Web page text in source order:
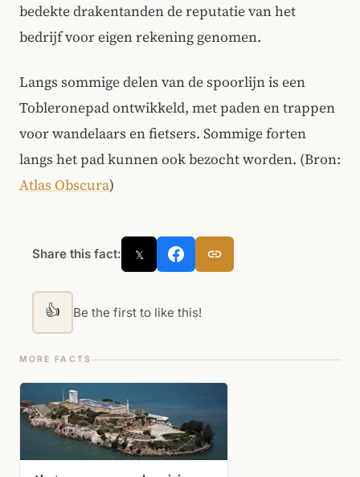
bedekte drakentanden de reputatie van het
bedrijf voor eigen rekening genomen.
Langs sommige delen van de spoorlijn is een
Tobleronepad ontwikkeld, met paden en trappen
voor wandelaars en fietsers. Sommige forten
langs het pad kunnen ook bezocht worden. (Bron:
Atlas Obscura)
Share this fact: 𝕏
👍 Be the first to like this!
MORE FACTS